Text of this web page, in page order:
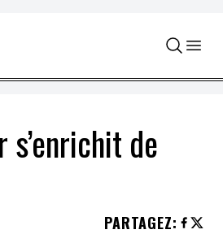
s’enrichit de
PARTAGEZ: